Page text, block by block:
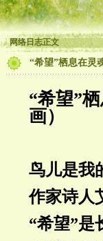
网络日志正文
“希望”栖息在灵
“希望”
画）
鸟儿是我
作家诗人
“希望”是